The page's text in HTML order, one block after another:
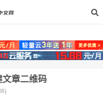
文章二维码